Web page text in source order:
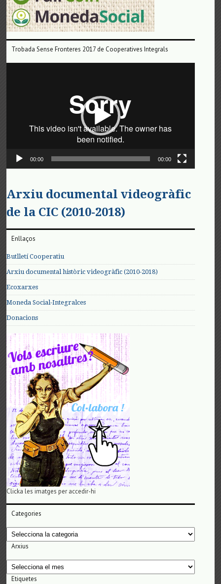
Trobada Sense Fronteres 2017 de Cooperatives Integrals
00:00 00:00
Arxiu documental videogràfic
de la CIC (2010-2018)
Enllaços
Butlletí Cooperatiu
Arxiu documental històric videogràfic (2010-2018)
Ecoxarxes
Moneda Social-Integralces
Donacions
Clicka les imatges per accedir-hi
Categories
Categories
Arxius
Arxius
Etiquetes